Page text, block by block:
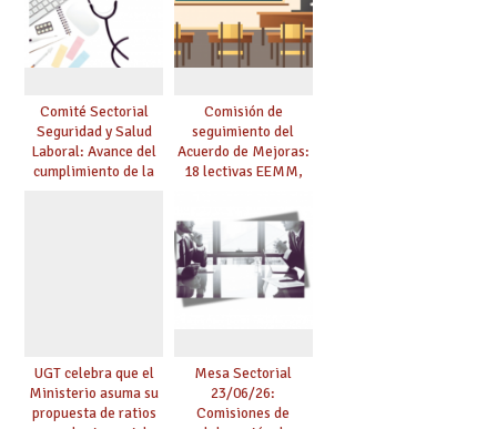
Comité Sectorial
Seguridad y Salud
Laboral: Avance del
cumplimiento de la
Comisión de
seguimiento del
Acuerdo de Mejoras:
18 lectivas EEMM,
mayores 55 y pilotaje
en centros
tensionados
UGT celebra que el
Ministerio asuma su
propuesta de ratios
Mesa Sectorial
23/06/26:
Comisiones de